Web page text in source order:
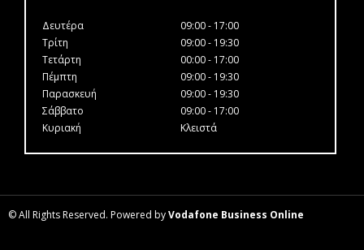
Δευτέρα
09:00 - 17:00
Τρίτη
09:00 - 19:30
Τετάρτη
00:00 - 17:00
Πέμπτη
09:00 - 19:30
Παρασκευή
09:00 - 19:30
Σάββατο
09:00 - 17:00
Κυριακή
Κλειστά
© All Rights Reserved. Powered byVodafone Business Online